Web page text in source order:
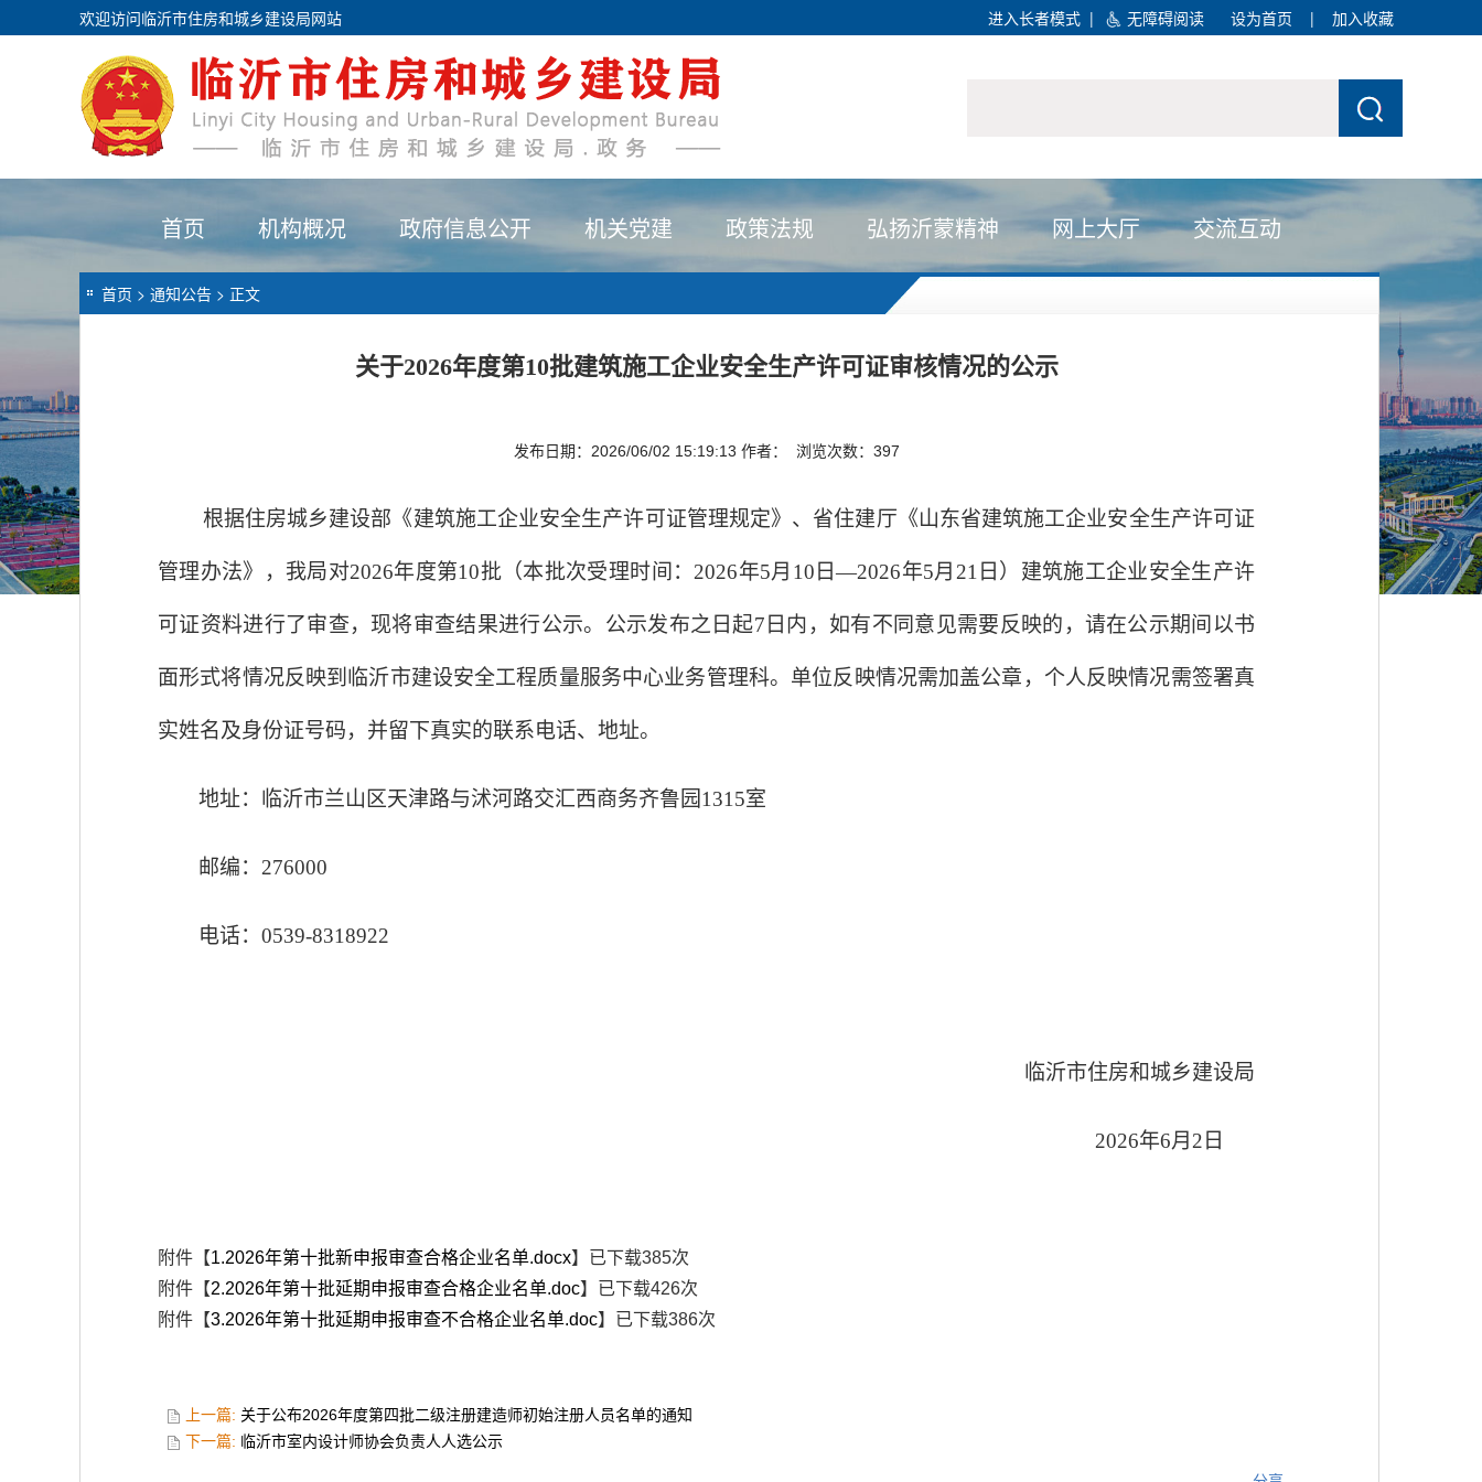
欢迎访问临沂市住房和城乡建设局网站 进入长者模式 | 无障碍阅读 设为首页 | 加入收藏
首页 机构概况 政府信息公开 机关党建 政策法规 弘扬沂蒙精神 网上大厅 交流互动
首页 > 通知公告 > 正文
关于2026年度第10批建筑施工企业安全生产许可证审核情况的公示
发布日期：2026/06/02 15:19:13 作者： 浏览次数： 397
根据住房城乡建设部《建筑施工企业安全生产许可证管理规定》、省住建厅《山东省建筑施工企业安全生产许可证
管理办法》，我局对2026年度第10批（本批次受理时间： 2026年5月 10 日—2026年5月 21 日）建筑施工企业安全生产许
可证资料进行了审查，现将审查结果进行公示。公示发布之日起7日内，如有不同意见需要反映的，请在公示期间以书
面形式将情况反映到临沂市建设安全工程质量服务中心业务管理科。单位反映情况需加盖公章，个人反映情况需签署真
实姓名及身份证号码，并留下真实的联系电话、地址。
地址：临沂市兰山区天津路与沭河路交汇西商务齐鲁园1315室
邮编： 276000
电话： 0539-8318922
临沂市住房和城乡建设局
2026年6月 2 日
附件【1.2026年第十批新申报审查合格企业名单.docx】已下载385次
附件【2.2026年第十批延期申报审查合格企业名单.doc】已下载426次
附件【3.2026年第十批延期申报审查不合格企业名单.doc】已下载386次
上一篇: 关于公布2026年度第四批二级注册建造师初始注册人员名单的通知
下一篇: 临沂市室内设计师协会负责人人选公示